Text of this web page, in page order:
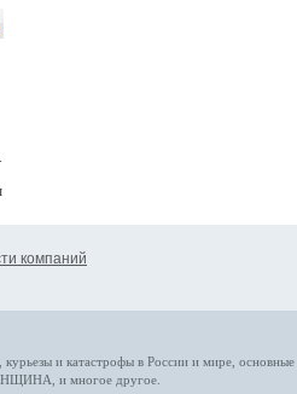
компаний
курьезы и катастрофы в России и мире , основные
, и многое другое